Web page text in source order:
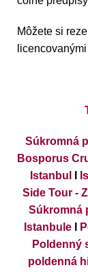
Môžete si
Súkromná
Bosporus
Istanbul
Side Tour -
Súkromná
IstanbuleI
Poldenný
poldenná